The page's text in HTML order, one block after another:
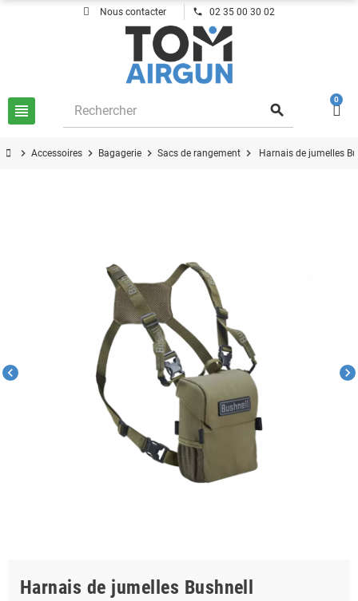
Nous contacter phone 02 35 00 30 02
view_headline search
0
chevron_right Accessoires chevron_right Bagagerie chevron_right Sacs de rangement chevron_right Harnais de jumelles
chevron_left chevron_right
Harnais de jumelles Bushnell